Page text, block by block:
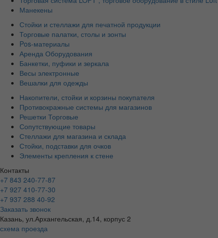
Манекены
Стойки и стеллажи для печатной продукции
Торговые палатки, столы и зонты
Pos-материалы
Аренда Оборудования
Банкетки, пуфики и зеркала
Весы электронные
Вешалки для одежды
Накопители, стойки и корзины покупателя
Противокражные системы для магазинов
Решетки Торговые
Сопутствующие товары
Стеллажи для магазина и склада
Стойки, подставки для очков
Элементы крепления к стене
Контакты
+7 843 240-77-87
+7 927 410-77-30
+7 937 288 40-92
Заказать звонок
Казань, ул.Архангельская, д.14, корпус 2
схема проезда